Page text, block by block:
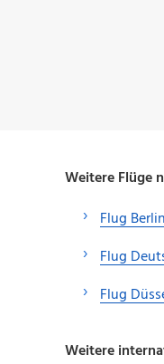
Weitere Flüge
Flug
Flug
Flug
Weitere